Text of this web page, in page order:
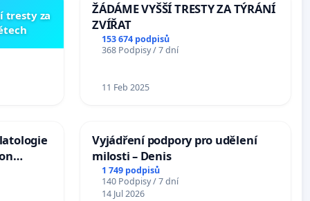
tresty za
ŽÁDÁME VYŠŠÍ TRESTY ZA TÝRÁNÍ
ZVÍŘAT
153 674 podpisů
368 Podpisy / 7 dní
11 Feb 2025
Vyjádření podpory pro udělení
milosti – Denis
1 749 podpisů
140 Podpisy / 7 dní
14 Jul 2026